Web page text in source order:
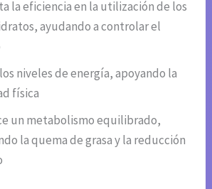
la eficiencia en la utilización de los
ayudando a controlar el
niveles de energía, apoyando la
física
un metabolismo equilibrado,
la quema de grasa y la reducción